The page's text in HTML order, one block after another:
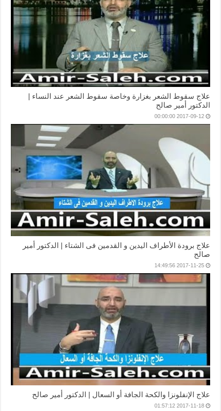
علاج سقوط الشعر بغزارة وخاصة سقوط الشعر عند النساء |
الدكتور أمير صالح
2017-09-12 00:00:00
علاج برودة الأطراف اليدين و القدمين فى الشتاء | الدكتور أمير
صالح
2017-11-25 14:49:56
علاج الإنفلونزا والكحة الجافة أو السعال | الدكتور أمير صالح
2017-11-18 01:57:12